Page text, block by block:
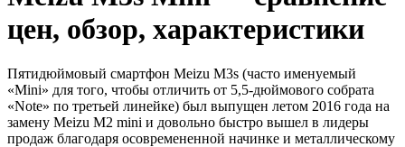
цен, обзор, характеристики
Пятидюймовый смартфон Meizu M3s (часто именуемый
«Mini» для того, чтобы отличить от 5,5-дюймового собрата
«Note» по третьей линейке) был выпущен летом 2016 года на
замену Meizu M2 mini и довольно быстро вышел в лидеры
продаж благодаря осовремененной начинке и металлическому